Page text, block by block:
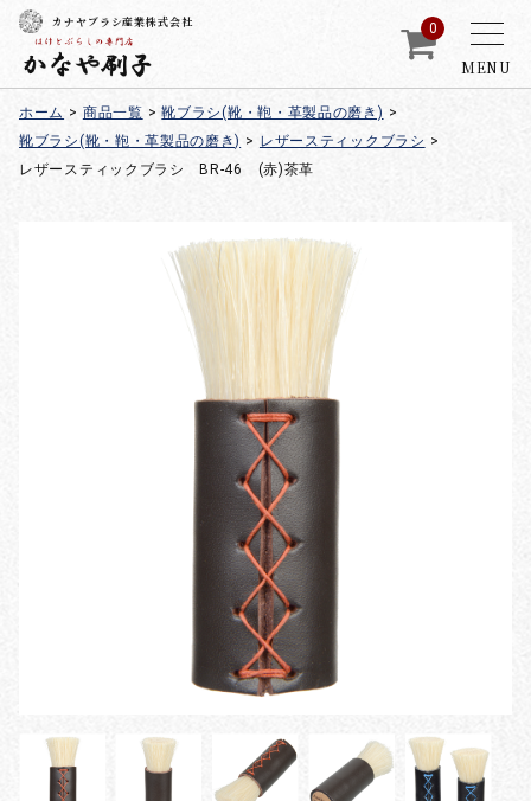
MENU
カナヤブラシ産業株式会社 0
ホーム > 商品一覧 > 靴ブラシ(靴・鞄・革製品の磨き) >
靴ブラシ(靴・鞄・革製品の磨き) > レザースティックブラシ >
レザースティックブラシ BR-46 (赤)茶革